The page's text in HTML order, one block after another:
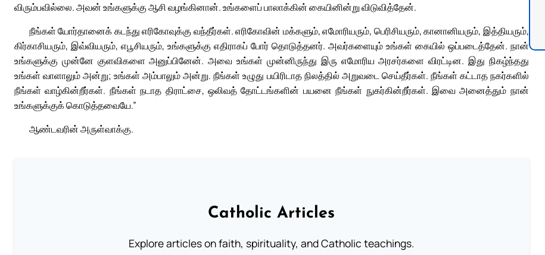
விரும்பவில்லை. அவன் உங்களுக்கு ஆசி வழங்கினான். உங்களைப் பாலாக்கின் கையினின்று விடுவித்தேன்.
நீங்கள் யோர்தானைக் கடந்து எரிகோவுக்கு வந்தீர்கள். எரிகோவின் மக்களும், எமோரியரும், பெரிசியரும், கானானியரும், இத்தியரும்,
கிர்காசியரும், இவ்வியரும், எபூசியரும், உங்களுக்கு எதிராகப் போர் தொடுத்தனர். அவர்களையும் உங்கள் கையில் ஒப்படைத்தேன். நான்
உங்களுக்கு முன்னே குளவிகளை அனுப்பினேன். அவை உங்கள் முன்னிருந்து இரு எமோரிய அரசர்களை விரட்டின. இது நிகழ்ந்தது
உங்கள் வாளாலும் அன்று; உங்கள் அம்பாலும் அன்று. நீங்கள் உழுது பயிரிடாத நிலத்தில் அறுவடை செய்தீர்கள். நீங்கள் கட்டாத நகர்களில்
நீங்கள் வாழ்கின்றீர்கள். நீங்கள் நடாத திராட்சை, ஒலிவத் தோட்டங்களின் பயனை நீங்கள் நுகர்கின்றீர்கள். இவை அனைத்தும் நான்
உங்களுக்குக் கொடுத்தவையே.”
ஆண்டவரின் அருள்வாக்கு.
Catholic Articles
Explore articles on faith, spirituality, and Catholic teachings.